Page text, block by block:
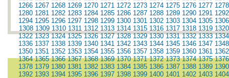
1266 1267 1268 1269 1270 1271 1272 1273 1274 1275 1276 1277 1278
1280 1281 1282 1283 1284 1285 1286 1287 1288 1289 1290 1291 1292
1294 1295 1296 1297 1298 1299 1300 1301 1302 1303 1304 1305 1306
1308 1309 1310 1311 1312 1313 1314 1315 1316 1317 1318 1319 1320
1322 1323 1324 1325 1326 1327 1328 1329 1330 1331 1332 1333 1334
1336 1337 1338 1339 1340 1341 1342 1343 1344 1345 1346 1347 1348
1350 1351 1352 1353 1354 1355 1356 1357 1358 1359 1360 1361 1362
1364 1365 1366 1367 1368 1369 1370 1371 1372 1373 1374 1375 1376
1378 1379 1380 1381 1382 1383 1384 1385 1386 1387 1388 1389 1390
1392 1393 1394 1395 1396 1397 1398 1399 1400 1401 1402 1403 1404